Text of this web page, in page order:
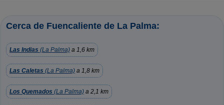
Cerca de Fuencaliente de La Palma:
Las Indias (La Palma) a 1,6 km
Las Caletas (La Palma) a 1,8 km
Los Quemados (La Palma) a 2,1 km